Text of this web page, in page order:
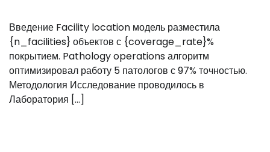
Введение Facility location модель разместила
{n_facilities} объектов с {coverage_rate}%
покрытием. Pathology operations алгоритм
оптимизировал работу 5 патологов с 97% точностью.
Методология Исследование проводилось в
Лаборатория […]